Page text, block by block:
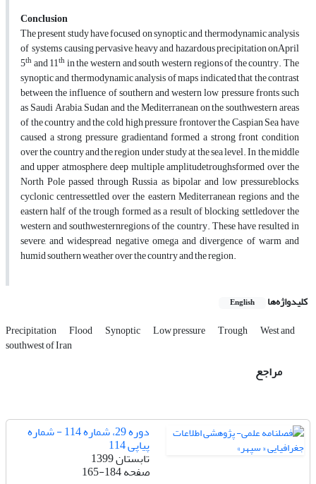
Conclusion
The present study have focused on synoptic and thermodynamic analysis
of systems causing pervasive, heavy and hazardous precipitation onApril
5thand 11thin the western and south western regions of the country. The
synoptic and thermodynamic analysis of maps indicated that the contrast
between the influence of southern and western low pressure fronts such
as Saudi Arabia, Sudan and the Mediterranean on the southwestern areas
of the country and the cold high pressure frontover the Caspian Sea have
caused a strong pressure gradientand formed a strong front condition
over the country and the region under study at the sea level. In the middle
and upper atmosphere, deep multiple amplitudetroughsformed over the
North Pole passed through Russia as bipolar and low pressureblocks,
cyclonic centressettled over the eastern Mediterranean regions and the
eastern half of the trough formed as a result of blocking settledover the
western and southwesternregions of the country. These have resulted in
severe, and widespread negative omega and divergence of warm and
humid southern weather over the country and the region.
کلیدواژه‌ها English
Precipitation Flood Synoptic Low pressure Trough West and
southwest of Iran
مراجع
دوره 29، شماره 114 - شماره
پیاپی 114
تابستان 1399
صفحه165-184